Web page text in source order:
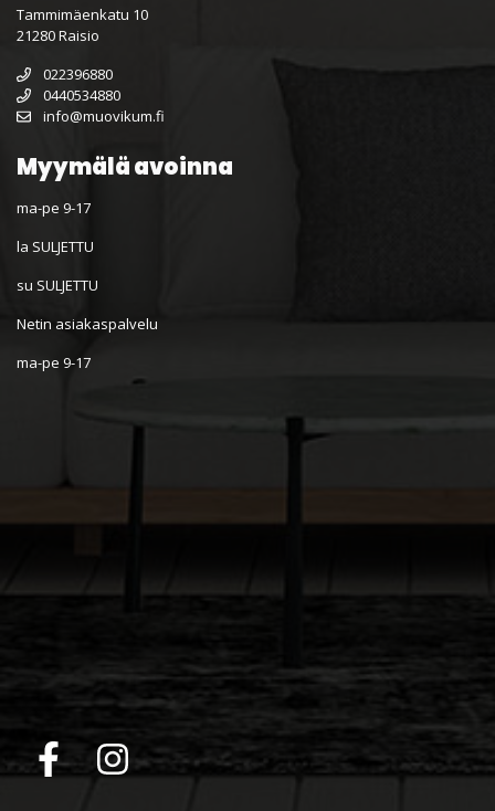
Tammimäenkatu 10
21280 Raisio
022396880
0440534880
info@muovikum.fi
Myymälä avoinna
ma-pe 9-17
la SULJETTU
su SULJETTU
Netin asiakaspalvelu
ma-pe 9-17